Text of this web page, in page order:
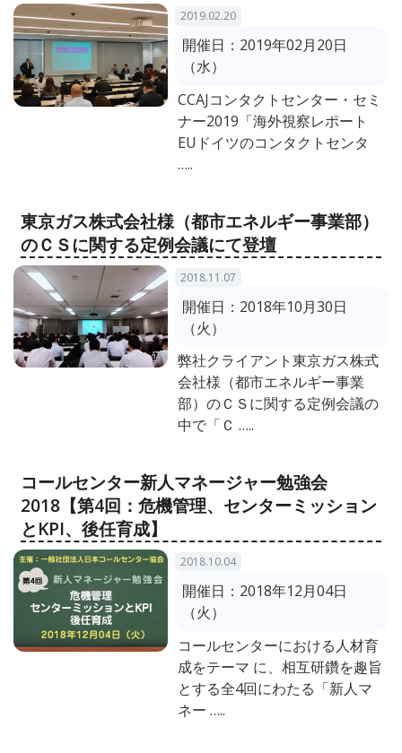
2019.02.20
開催日： 2019年02月20日
（水）
CCAJコンタクトセンター・セミ
ナー2019「海外視察レポート
EUドイツのコンタクトセンタ
…..
東京ガス株式会社様（都市エネルギー事業部）
のＣＳに関する定例会議にて登壇
2018.11.07
開催日： 2018年10月30日
（火）
弊社クライアント東京ガス株式
会社様（都市エネルギー事業
部）のＣＳに関する定例会議の
中で「Ｃ …..
コールセンター新人マネージャー勉強会
2018【第4回：危機管理、センターミッション
とKPI、後任育成】
2018.10.04
開催日： 2018年12月04日
（火）
コールセンターにおける人材育
成をテーマ に、相互研鑽を趣旨
とする全4回にわたる「新人マ
ネー …..